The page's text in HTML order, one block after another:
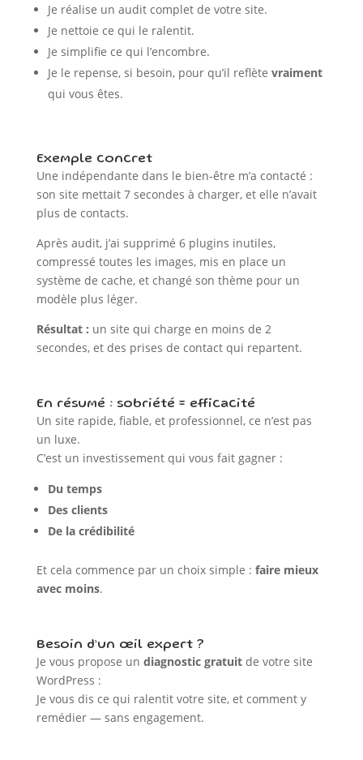
Je réalise un audit complet de votre site.
Je nettoie ce qui le ralentit.
Je simplifie ce qui l’encombre.
Je le repense, si besoin, pour qu’il reflète vraiment
qui vous êtes.
Exemple concret
Une indépendante dans le bien-être m’a contacté :
son site mettait 7 secondes à charger, et elle n’avait
plus de contacts.
Après audit, j’ai supprimé 6 plugins inutiles,
compressé toutes les images, mis en place un
système de cache, et changé son thème pour un
modèle plus léger.
Résultat : un site qui charge en moins de 2
secondes, et des prises de contact qui repartent.
En résumé : sobriété = efficacité
Un site rapide, fiable, et professionnel, ce n’est pas
un luxe.
C’est un investissement qui vous fait gagner :
Du temps
Des clients
De la crédibilité
Et cela commence par un choix simple : faire mieux
avec moins.
Besoin d’un œil expert ?
Je vous propose un diagnostic gratuitde votre site
WordPress :
Je vous dis ce qui ralentit votre site, et comment y
remédier — sans engagement.